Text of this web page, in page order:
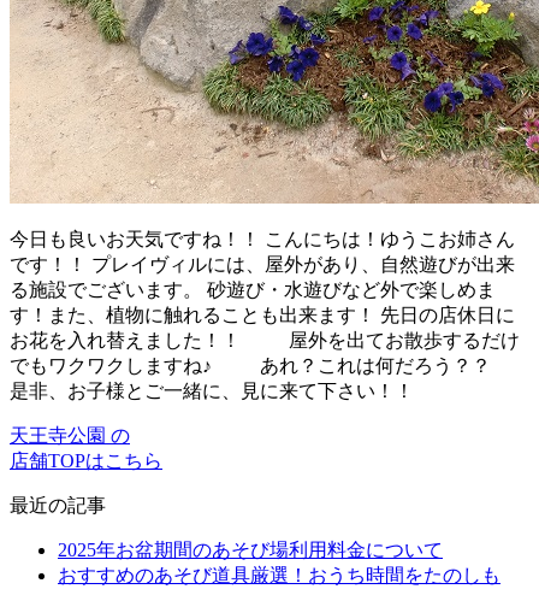
今日も良いお天気ですね！！ こんにちは！ゆうこお姉さん
です！！ プレイヴィルには、屋外があり、自然遊びが出来
る施設でございます。 砂遊び・水遊びなど外で楽しめま
す！また、植物に触れることも出来ます！ 先日の店休日に
お花を入れ替えました！！ 屋外を出てお散歩するだけ
でもワクワクしますね♪ あれ？これは何だろう？？
是非、お子様とご一緒に、見に来て下さい！！
天王寺公園 の
店舗TOPはこちら
最近の記事
2025年お盆期間のあそび場利用料金について
おすすめのあそび道具厳選！おうち時間をたのしも